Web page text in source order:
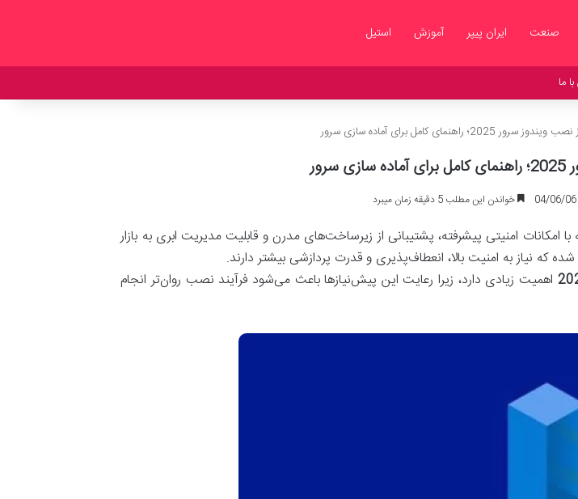
صنعت ایران پیپر آموزش استیل
ما
راهنمای کامل برای آماده سازی سرور
خواندن این مطلب 5 دقیقه زمان میبرد
که با امکانات امنیتی پیشرفته، پشتیبانی از زیرساخت‌های مدرن و قابلیت مدیریت ابری به بازار
نیاز به امنیت بالا، انعطاف‌پذیری و قدرت پردازشی بیشتر دارند.
اهمیت زیادی دارد، زیرا رعایت این پیش‌نیازها باعث می‌شود فرآیند نصب روان‌تر انجام